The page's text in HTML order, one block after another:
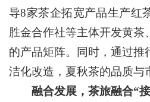
导8家茶企拓宽产品生产红
胜金合作社等主体开发黄茶
的产品矩阵。同时，通过推
洁化改造，夏秋茶的品质与
融合发展，茶旅融合“